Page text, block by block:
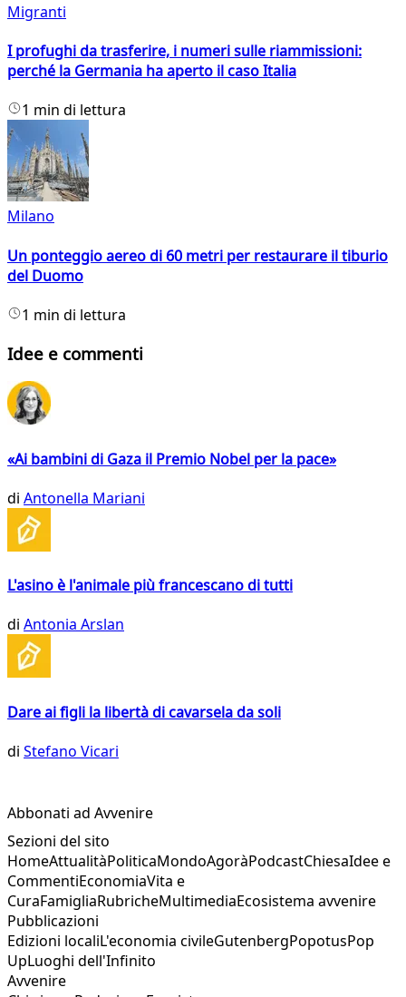
Migranti
I profughi da trasferire, i numeri sulle riammissioni:
perché la Germania ha aperto il caso Italia
1 min di lettura
Milano
Un ponteggio aereo di 60 metri per restaurare il tiburio
del Duomo
1 min di lettura
Idee e commenti
«Ai bambini di Gaza il Premio Nobel per la pace»
di Antonella Mariani
L'asino è l'animale più francescano di tutti
di Antonia Arslan
Dare ai figli la libertà di cavarsela da soli
di Stefano Vicari
Abbonati ad Avvenire
Sezioni del sito
HomeAttualitàPoliticaMondoAgoràPodcastChiesaIdee e
CommentiEconomiaVita e
CuraFamigliaRubricheMultimediaEcosistema avvenire
Pubblicazioni
Edizioni localiL'economia civileGutenbergPopotusPop
UpLuoghi dell'Infinito
Avvenire